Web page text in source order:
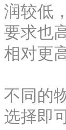
润较低
要求也
相对更
不同的
选择即